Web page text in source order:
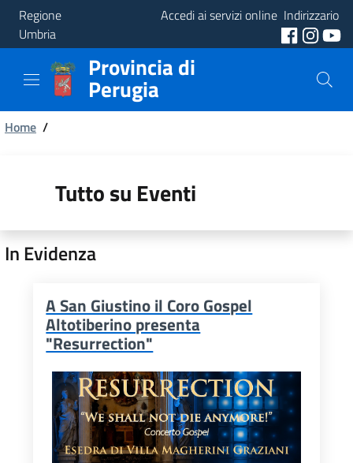
Regione
Umbria
Accedi ai servizi online Indirizzario
Provincia
Aree
Tematiche
Provincia di
Perugia
Briciole
pane
Home /
Tutto su Eventi
In Evidenza
A San Giustino il Coro Gospel
Altotiberino presenta
"Resurrection"